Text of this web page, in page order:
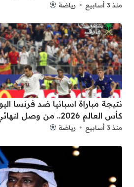
منذ 3 أسابيع رياضة
نتيجة مباراة اسبانيا ضد فرنسا
كأس العالم 2026.. من وصل لنهائي المونديال؟
منذ 3 أسابيع رياضة